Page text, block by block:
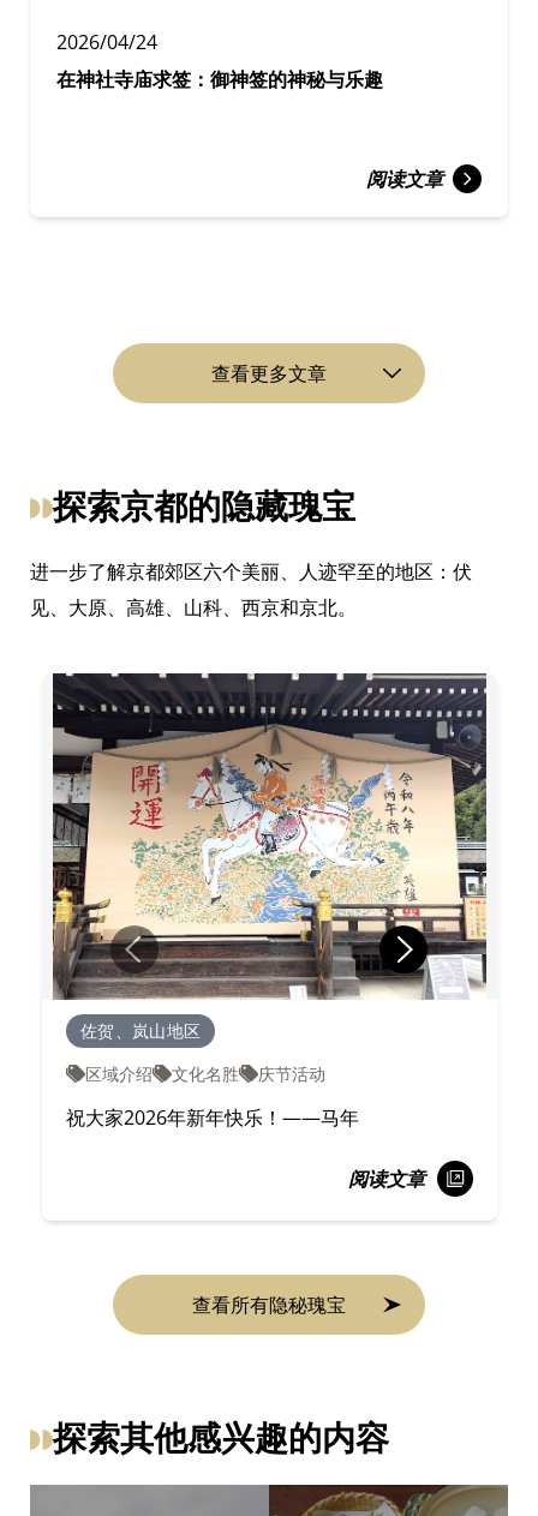
2026/04/24
在神社寺庙求签：御神签的神秘与乐趣
阅读文章
查看更多文章
探索京都的隐藏瑰宝
进一步了解京都郊区六个美丽、人迹罕至的地区：伏
见、大原、高雄、山科、西京和京北。
佐贺、岚山地区
区域介绍
文化名胜 庆节活动
祝大家2026年新年快乐！——马年
阅读文章
查看所有隐秘瑰宝
探索其他感兴趣的内容